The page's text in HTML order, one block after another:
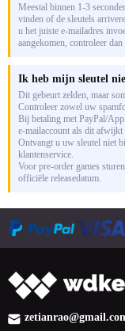
Meestal binnen 1-3
vinden of de sleutels
u het juiste e-mailadres
aangekomen, controleer
Ik heb mijn sleutel
Dit gebeurt zelden, maar
Controleer zowel uw
Bij betaling met PayPal/
e-mailaccount als dit afwijkt
Ontvangt u uw sleutel niet
klantenservice.
Voor pre-order games
officiële releasedatum.